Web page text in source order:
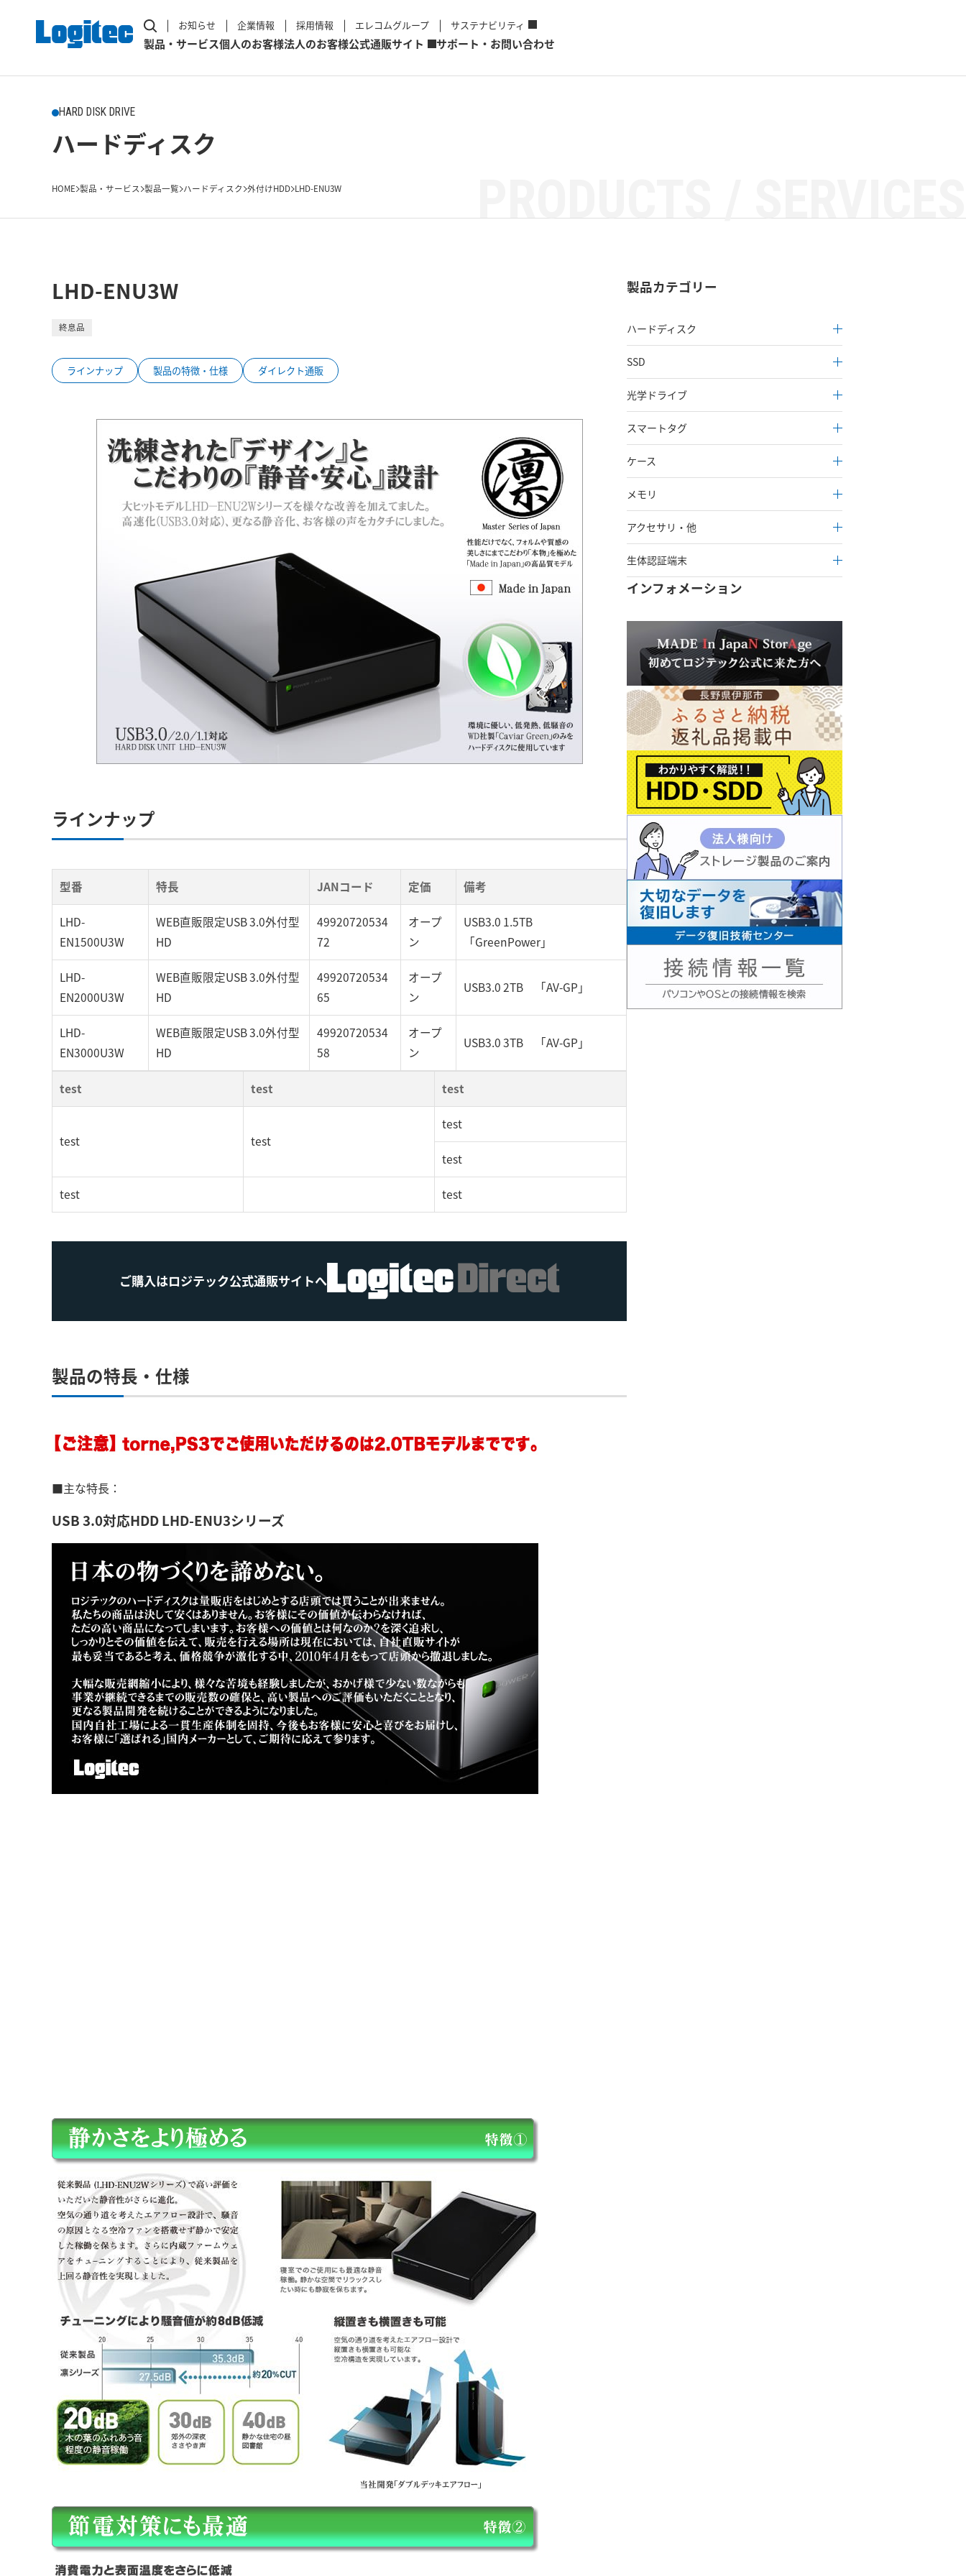
お知らせ 企業情報 採用情報 エレコムグループ サステナビリティ
製品・サービス個人のお客様法人のお客様公式通販サイト サポート・お問い合わせ
HARD DISK DRIVE
ハードディスク
HOME 製品・サービス 製品一覧 ハードディスク 外付けHDD LHD-ENU3W
LHD-ENU3W
終息品
ラインナップ 製品の特徴・仕様 ダイレクト通販
ラインナップ
型番 特長 JANコード 定価 備考
LHD-
EN1500U3W
WEB直販限定USB 3.0外付型
HD
49920720534
72
オープ
ン
USB3.0 1.5TB
「GreenPower」
LHD-
EN2000U3W
WEB直販限定USB 3.0外付型
HD
49920720534
65
オープ
ン
USB3.0 2TB 「AV-GP」
LHD-
EN3000U3W
WEB直販限定USB 3.0外付型
HD
49920720534
58
オープ
ン
USB3.0 3TB 「AV-GP」
test test test
test test
test
test
test test
ご購入はロジテック公式通販サイトへ
製品の特長・仕様
■主な特長：
USB 3.0対応HDD LHD-ENU3シリーズ
製品カテゴリー
ハードディスク
SSD
光学ドライブ
スマートタグ
ケース
メモリ
アクセサリ・他
生体認証端末
インフォメーション